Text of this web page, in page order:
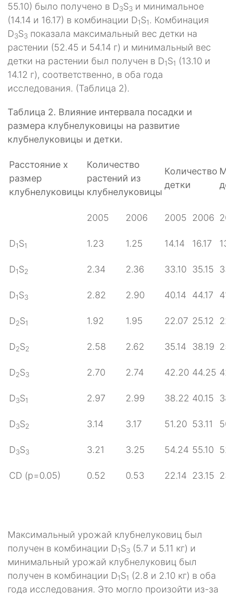
55.10) было получено в D3S3 и минимальное
(14.14 и 16.17) в комбинации D1S1. Комбинация
D3S3 показала максимальный вес детки на
растении (52.45 и 54.14 г) и минимальный вес
детки на растении был получен в D1S1 (13.10 и
14.12 г), соответственно, в оба года
исследования. (Таблица 2).
Таблица 2. Влияние интервала посадки и
размера клубнелуковицы на развитие
клубнелуковицы и детки.
Расстояние х
размер
клубнелуковицы
Количество
растений из
клубнелуковицы
Количество
детки
2005 2006 2005 2006
D1S1 1.23 1.25 14.14 16.17
D1S2 2.34 2.36 33.10 35.15
D1S3 2.82 2.90 40.14 44.17
D2S1 1.92 1.95 22.07 25.12
D2S2 2.58 2.62 35.14 38.19
D2S3 2.70 2.74 42.20 44.25
D3S1 2.97 2.99 38.22 40.15
D3S2 3.14 3.17 51.20 53.11
D3S3 3.21 3.25 54.24 55.10
CD (p=0.05) 0.52 0.53 22.14 23.15
Максимальный урожай клубнелуковиц был
получен в комбинации D1S3 (5.7 и 5.11 кг) и
минимальный урожай клубнелуковиц был
получен в комбинации D1S1 (2.8 и 2.10 кг) в оба
года исследования. Это могло произойти из-за